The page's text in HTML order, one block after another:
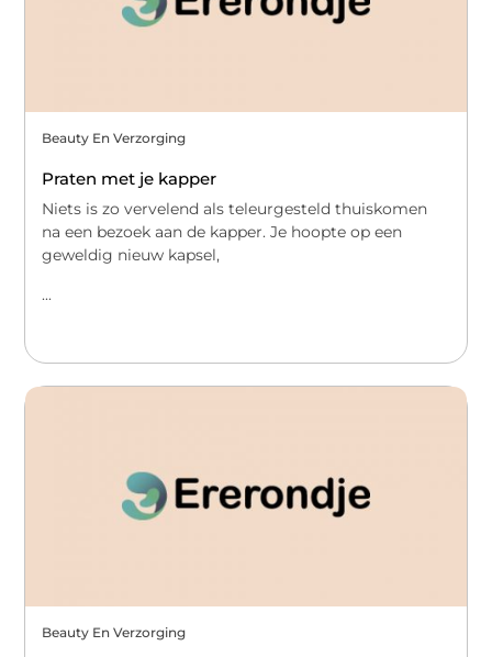
Beauty En Verzorging
Praten met je kapper
Niets is zo vervelend als teleurgesteld thuiskomen
na een bezoek aan de kapper. Je hoopte op een
geweldig nieuw kapsel,
...
Beauty En Verzorging